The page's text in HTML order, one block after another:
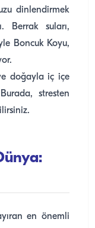
dinlendirmek
Berrak suları,
Boncuk Koyu,
doğayla iç içe
stresten
en önemli